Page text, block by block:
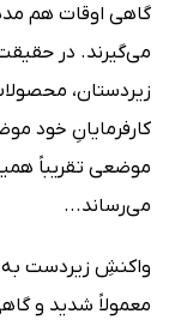
گاهی اوقات هم
می‌گیرند. در
زیردستان،
کارفرمایانِ خود
موضعی تقریباً
می‌رساند...
واکنشِ زیردست
معمولاً شدید و